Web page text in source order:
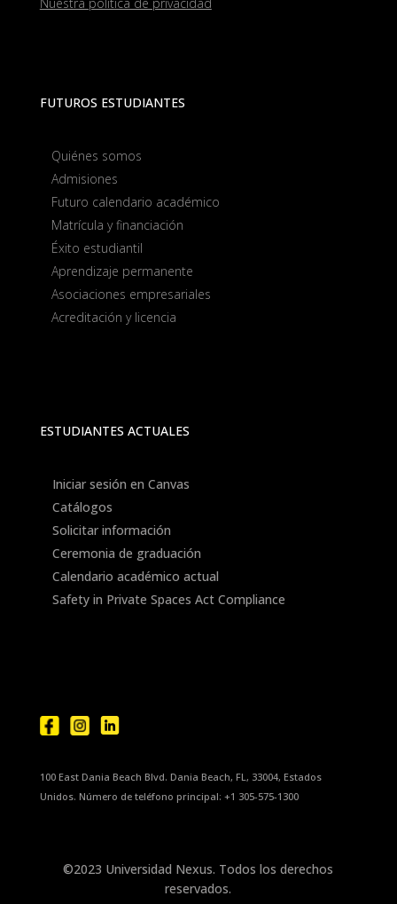
FUTUROS ESTUDIANTES
Quiénes somos
Admisiones
Futuro calendario académico
Matrícula y financiación
Éxito estudiantil
Aprendizaje permanente
Asociaciones empresariales
Acreditación y licencia
ESTUDIANTES ACTUALES
Iniciar sesión en Canvas
Catálogos
Solicitar información
Ceremonia de graduación
Calendario académico actual
Safety in Private Spaces Act Compliance
100 East Dania Beach Blvd. Dania Beach, FL, 33004, Estados
Unidos. Número de teléfono principal: +1 305-575-1300
©2023 Universidad Nexus. Todos los derechos
reservados.